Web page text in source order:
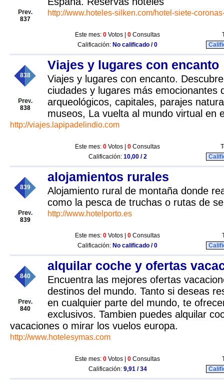
837
http://www.hoteles-silken.com/hotel-siete-
Este mes: 0 Votos | 0 Consultas
Calificación: No calificado / 0
838
838
Viajes y lugares con encanto
Viajes y lugares con encanto.
ciudades y lugares más emocionantes
arqueológicos, capitales, parajes
museos, La vuelta al mundo virtual en
http://viajes.lapipadelindio.com
Este mes: 0 Votos | 0 Consultas
Calificación: 10,00 / 2
839
839
alojamientos rurales
Alojamiento rural de montaña donde
como la pesca de truchas o rutas de
http://www.hotelporto.es
Este mes: 0 Votos | 0 Consultas
Calificación: No calificado / 0
840
840
alquilar coche y ofertas
Encuentra las mejores ofertas
destinos del mundo. Tanto si deseas
en cualquier parte del mundo, te
exclusivos. Tambien puedes alquilar
vacaciones o mirar los vuelos europa.
http://www.hotelesymas.com
Este mes: 0 Votos | 0 Consultas
Calificación: 9,91 / 34